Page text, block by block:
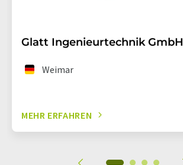
Glatt Ingenieurtechnik GmbH
Weimar
MEHR ERFAHREN